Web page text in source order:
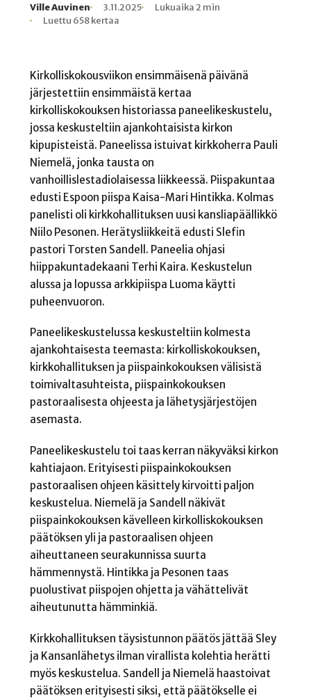
Kirjoittaja
Ville Auvinen
Julkaistu
3.11.2025
Lukuaika
Lukuaika 2 min
Lukukertoja
Luettu 658 kertaa
Kirkolliskokousviikon ensimmäisenä päivänä
järjestettiin ensimmäistä kertaa
kirkolliskokouksen historiassa paneelikeskustelu,
jossa keskusteltiin ajankohtaisista kirkon
kipupisteistä. Paneelissa istuivat kirkkoherra Pauli
Niemelä, jonka tausta on
vanhoillislestadiolaisessa liikkeessä. Piispakuntaa
edusti Espoon piispa Kaisa-Mari Hintikka. Kolmas
panelisti oli kirkkohallituksen uusi kansliapäällikkö
Niilo Pesonen. Herätysliikkeitä edusti Slefin
pastori Torsten Sandell. Paneelia ohjasi
hiippakuntadekaani Terhi Kaira. Keskustelun
alussa ja lopussa arkkipiispa Luoma käytti
puheenvuoron.
Paneelikeskustelussa keskusteltiin kolmesta
ajankohtaisesta teemasta: kirkolliskokouksen,
kirkkohallituksen ja piispainkokouksen välisistä
toimivaltasuhteista, piispainkokouksen
pastoraalisesta ohjeesta ja lähetysjärjestöjen
asemasta.
Paneelikeskustelu toi taas kerran näkyväksi kirkon
kahtiajaon. Erityisesti piispainkokouksen
pastoraalisen ohjeen käsittely kirvoitti paljon
keskustelua. Niemelä ja Sandell näkivät
piispainkokouksen kävelleen kirkolliskokouksen
päätöksen yli ja pastoraalisen ohjeen
aiheuttaneen seurakunnissa suurta
hämmennystä. Hintikka ja Pesonen taas
puolustivat piispojen ohjetta ja vähättelivät
aiheutunutta hämminkiä.
Kirkkohallituksen täysistunnon päätös jättää Sley
ja Kansanlähetys ilman virallista kolehtia herätti
myös keskustelua. Sandell ja Niemelä haastoivat
päätöksen erityisesti siksi, että päätökselle ei